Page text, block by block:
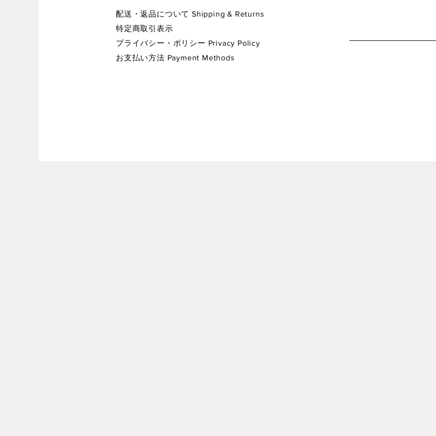
配送・返品について Shipping & Returns
特定商取引表示
プライバシー・ポリシー Privacy Policy
お支払い方法 Payment Methods